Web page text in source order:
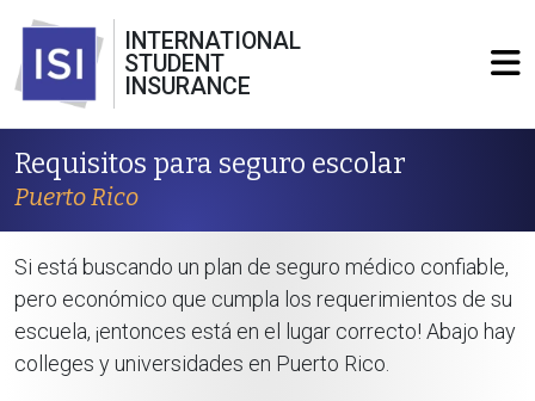
INTERNATIONAL
STUDENT
INSURANCE
Requisitos para seguro escolar
Puerto Rico
Si está buscando un plan de seguro médico confiable,
pero económico que cumpla los requerimientos de su
escuela, ¡entonces está en el lugar correcto! Abajo hay
colleges y universidades en Puerto Rico.